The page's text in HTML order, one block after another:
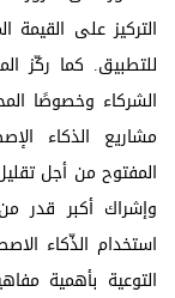
التركيز على
للتطبيق. كما ركّز
الشركاء وخصوصًا
مشاريع الذكاء
المفتوح من أجل
وإشراك أكبر قدر
استخدام الذّكاء
التوعية بأهمية